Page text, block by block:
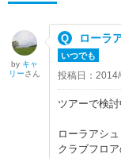
ローラ
いつでも
投稿日：
ツアーで検討
ローラアシ
クラブフロ
by キャ
リーさん